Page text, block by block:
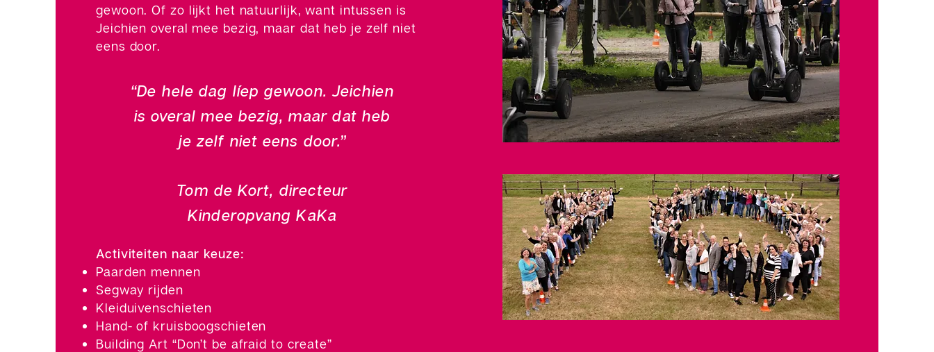
gewoon. Of zo lijkt het natuurlijk, want intussen is
Jeichien overal mee bezig, maar dat heb je zelf niet
eens door.
“De hele dag líep gewoon. Jeichien
is overal mee bezig, maar dat heb
je zelf niet eens door.”
Tom de Kort, directeur
Kinderopvang KaKa
Activiteiten naar keuze:
Paarden mennen
Segway rijden
Kleiduivenschieten
Hand- of kruisboogschieten
Building Art “Don’t be afraid to create”